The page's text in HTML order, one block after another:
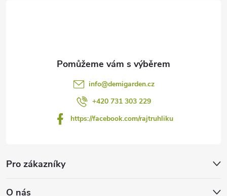
info@demigarden.cz
+420 731 303 229
https://facebook.com/rajtruhliku
Pro zákazníky
O nás